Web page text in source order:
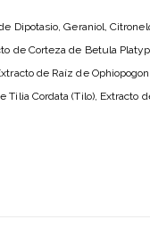
Dipotasio, Geraniol,
de Corteza de Betula
de Raíz de
Cordata (Tilo),